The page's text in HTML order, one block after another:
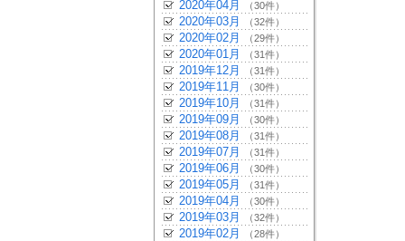
2020年04月 （30件）
2020年03月 （32件）
2020年02月 （29件）
2020年01月 （31件）
2019年12月 （31件）
2019年11月 （30件）
2019年10月 （31件）
2019年09月 （30件）
2019年08月 （31件）
2019年07月 （31件）
2019年06月 （30件）
2019年05月 （31件）
2019年04月 （30件）
2019年03月 （32件）
2019年02月 （28件）